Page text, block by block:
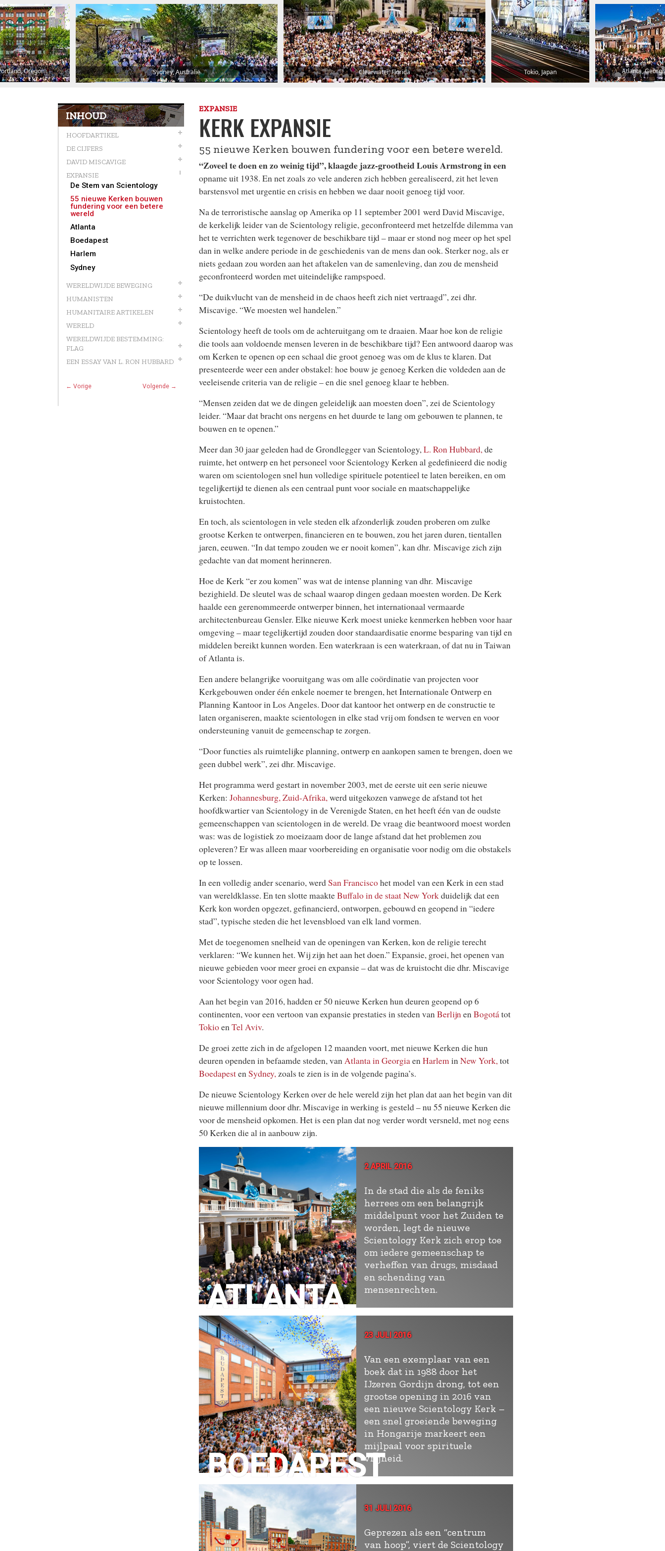
Oregon Sydney, Australië Clearwater, Florida Tokio, Japan Atlanta,
INHOUD
HOOFDARTIKEL
DE CIJFERS
DAVID MISCAVIGE
EXPANSIE
De Stem van Scientology
55 nieuwe Kerken bouwen
fundering voor een betere
wereld
Atlanta
Boedapest
Harlem
Sydney
WERELDWIJDE BEWEGING
HUMANISTEN
HUMANITAIRE ARTIKELEN
WERELD
WERELDWIJDE BESTEMMING:
FLAG
EEN ESSAY VAN L. RON HUBBARD
← Vorige Volgende →
EXPANSIE
KERK EXPANSIE
55 nieuwe Kerken bouwen fundering voor een betere wereld.
“Zoveel te doen en zo weinig tijd”, klaagde jazz-grootheid Louis Armstrong in een
opname uit 1938. En net zoals zo vele anderen zich hebben gerealiseerd, zit het leven
barstensvol met urgentie en crisis en hebben we daar nooit genoeg tijd voor.
Na de terroristische aanslag op Amerika op 11 september 2001 werdDavid Miscavige,
dekerkelijk leider van de Scientology religie, geconfronteerd met hetzelfde dilemma van
het te verrichten werk tegenover de beschikbare tijd – maar er stond nog meer op het spel
dan in welke andere periode in de geschiedenis van de mens dan ook. Sterker nog, als er
niets gedaan zou worden aan het aftakelen van de samenleving, dan zou de mensheid
geconfronteerd worden met uiteindelijke rampspoed.
“De duikvlucht van de mensheid in de chaos heeft zich niet vertraagd”, zei dhr.
Miscavige. “We moesten wel handelen.”
Scientology heeft de tools om de achteruitgang om te draaien. Maar hoe kon de religie
die tools aan voldoende mensen leveren in de beschikbare tijd? Een antwoord daarop was
om Kerken te openen op een schaal die groot genoeg was om de klus te klaren. Dat
presenteerde weer een ander obstakel: hoe bouw je genoeg Kerken die voldeden aan de
veeleisende criteria van de religie – en die snel genoeg klaar te hebben.
“Mensen zeiden dat we de dingen geleidelijk aan moesten doen”, zei de Scientology
leider. “Maar dat bracht ons nergens en het duurde te lang om gebouwen te plannen, te
bouwen en te openen.”
Meer dan 30 jaar geleden had de Grondlegger van Scientology, L. Ron Hubbard, de
ruimte, het ontwerp en het personeel voor Scientology Kerken al gedefinieerd die nodig
waren om scientologen snel hun volledige spirituele potentieel te laten bereiken, en om
tegelijkertijd te dienen als een centraal punt voor sociale en maatschappelijke
kruistochten.
En toch, als scientologen in vele steden elk afzonderlijk zouden proberen om zulke
grootse Kerken te ontwerpen, financieren en te bouwen, zou het jaren duren, tientallen
jaren, eeuwen. “In dat tempo zouden we er nooit komen”, kan dhr. Miscavige zich zijn
gedachte van dat moment herinneren.
Hoe de Kerk “er zou komen” was wat de intense planning van dhr. Miscavige
bezighield. De sleutel was de schaal waarop dingen gedaan moesten worden. De Kerk
haalde een gerenommeerde ontwerper binnen, het internationaal vermaarde
architectenbureau Gensler. Elke nieuwe Kerk moest unieke kenmerken hebben voor haar
omgeving – maar tegelijkertijd zouden door standaardisatie enorme besparing van tijd en
middelen bereikt kunnen worden. Een waterkraan is een waterkraan, of dat nu in Taiwan
of Atlanta is.
Een andere belangrijke vooruitgang was om alle coördinatie van projecten voor
Kerkgebouwen onder één enkele noemer te brengen, het Internationale Ontwerp en
Planning Kantoor in Los Angeles. Door dat kantoor het ontwerp en de constructie te
laten organiseren, maakte scientologen in elke stad vrij om fondsen te werven en voor
ondersteuning vanuit de gemeenschap te zorgen.
“Door functies als ruimtelijke planning, ontwerp en aankopen samen te brengen, doen we
geen dubbel werk”, zei dhr. Miscavige.
Het programma werd gestart in november 2003, met de eerste uit een serie nieuwe
Kerken: Johannesburg, Zuid-Afrika, werd uitgekozen vanwege de afstand tot het
hoofdkwartier van Scientology in de Verenigde Staten, en het heeft één van de oudste
gemeenschappen van scientologen in de wereld. De vraag die beantwoord moest worden
was: was de logistiek zo moeizaam door de lange afstand dat het problemen zou
opleveren? Er was alleen maar voorbereiding en organisatie voor nodig om die obstakels
op te lossen.
In een volledig ander scenario, werdSan Franciscohet model van een Kerk in een stad
van wereldklasse. En ten slotte maakteBuffalo in de staat New Yorkduidelijk dat een
Kerk kon worden opgezet, gefinancierd, ontworpen, gebouwd en geopend in “iedere
stad”, typische steden die het levensbloed van elk land vormen.
Met de toegenomen snelheid van de openingen van Kerken, kon de religie terecht
verklaren: “We kunnen het. Wij zijn het aan het doen.” Expansie, groei, het openen van
nieuwe gebieden voor meer groei en expansie – dat was de kruistocht die dhr. Miscavige
voor Scientology voor ogen had.
Aan het begin van 2016, hadden er 50 nieuwe Kerken hun deuren geopend op 6
continenten, voor een vertoon van expansie prestaties in steden van Berlijn en Bogotátot
Tokioen Tel Aviv.
De groei zette zich in de afgelopen 12 maanden voort, met nieuwe Kerken die hun
deuren openden in befaamde steden, van Atlanta in Georgiaen Harlem in New York, tot
Boedapesten Sydney, zoals te zien is in de volgende pagina’s.
De nieuwe Scientology Kerken over de hele wereld zijn het plan dat aan het begin van dit
nieuwe millennium door dhr. Miscavige in werking is gesteld – nu 55 nieuwe Kerken die
voor de mensheid opkomen. Het is een plan dat nog verder wordt versneld, met nog eens
50 Kerken die al in aanbouw zijn.
ATLANTA
2 APRIL 2016
In de stad die als de feniks
herrees om een belangrijk
middelpunt voor het Zuiden te
worden, legt de nieuwe
Scientology Kerk zich erop toe
om iedere gemeenschap te
verheffen van drugs, misdaad
en schending van
mensenrechten.
BOEDAPEST
23 JULI 2016
Van een exemplaar van een
boek dat in 1988 door het
IJzeren Gordijn drong, tot een
grootse opening in 2016 van
een nieuwe Scientology Kerk –
een snel groeiende beweging
in Hongarije markeert een
mijlpaal voor spirituele
vrijheid.
31 JULI 2016
Geprezen als een “centrum
van hoop”, viert de Scientology